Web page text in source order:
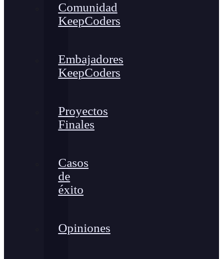
Comunidad
KeepCoders
Embajadores
KeepCoders
Proyectos
Finales
Casos
de
éxito
Opiniones